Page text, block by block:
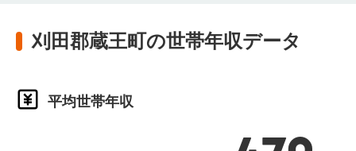
刈田郡蔵王町の世帯年収データ
平均世帯年収